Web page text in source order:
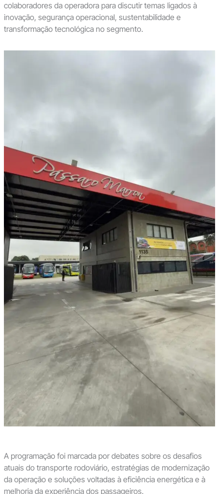
colaboradores da operadora para discutir temas ligados à
inovação, segurança operacional, sustentabilidade e
transformação tecnológica no segmento.
A programação foi marcada por debates sobre os desafios
atuais do transporte rodoviário, estratégias de modernização
da operação e soluções voltadas à eficiência energética e à
melhoria da experiência dos passageiros.